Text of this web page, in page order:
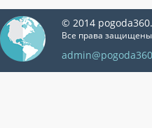
© 2014
Все права защищены